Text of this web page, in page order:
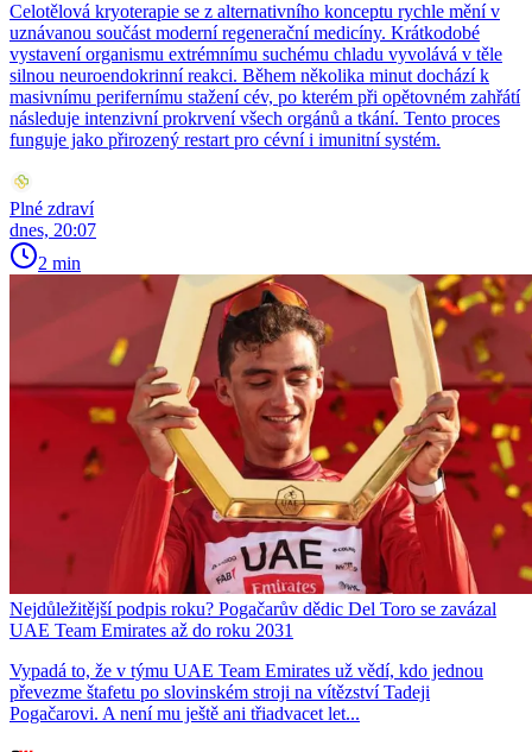
Celotělová kryoterapie se z alternativního konceptu rychle mění v
uznávanou součást moderní regenerační medicíny. Krátkodobé
vystavení organismu extrémnímu suchému chladu vyvolává v těle
silnou neuroendokrinní reakci. Během několika minut dochází k
masivnímu perifernímu stažení cév, po kterém při opětovném zahřátí
následuje intenzivní prokrvení všech orgánů a tkání. Tento proces
funguje jako přirozený restart pro cévní i imunitní systém.
Plné zdraví
dnes, 20:07
2 min
Nejdůležitější podpis roku? Pogačarův dědic Del Toro se zavázal
UAE Team Emirates až do roku 2031
Vypadá to, že v týmu UAE Team Emirates už vědí, kdo jednou
převezme štafetu po slovinském stroji na vítězství Tadeji
Pogačarovi. A není mu ještě ani třiadvacet let...